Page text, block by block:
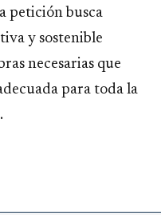
petición busca
y sostenible
necesarias que
para toda la